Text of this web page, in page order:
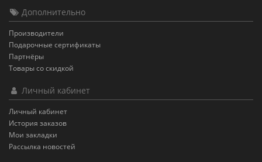
Дополнительно
Производители
Подарочные сертификаты
Партнёры
Товары со скидкой
Личный кабинет
Личный кабинет
История заказов
Мои закладки
Рассылка новостей